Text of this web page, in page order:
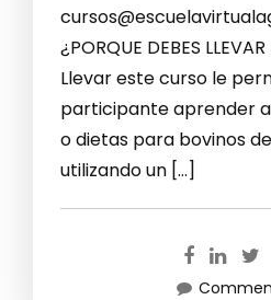
¿PORQUE DEBES
Llevar este curso le
participante aprender
o dietas para bovinos
utilizando un […]